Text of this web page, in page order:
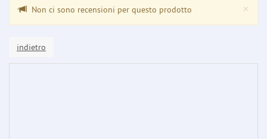
×
Non ci sono recensioni per questo prodotto
indietro